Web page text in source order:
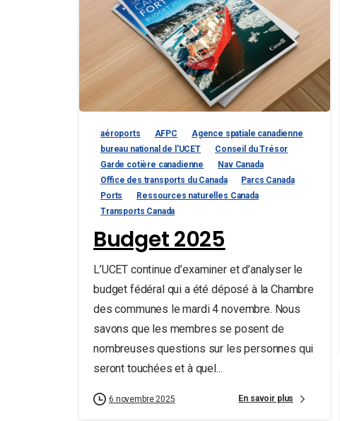
aéroports AFPC
Agence spatiale canadienne
bureau national de l'UCET
Conseil du Trésor
Garde cotière canadienne
Nav Canada
Office des transports du Canada
Parcs Canada
Ports
Ressources naturelles Canada
Transports Canada
Budget 2025
L’UCET continue d’examiner et d’analyser le
budget fédéral qui a été déposé à la Chambre
des communes le mardi 4 novembre. Nous
savons que les membres se posent de
nombreuses questions sur les personnes qui
seront touchées et à quel...
6 novembre 2025 En savoir plus